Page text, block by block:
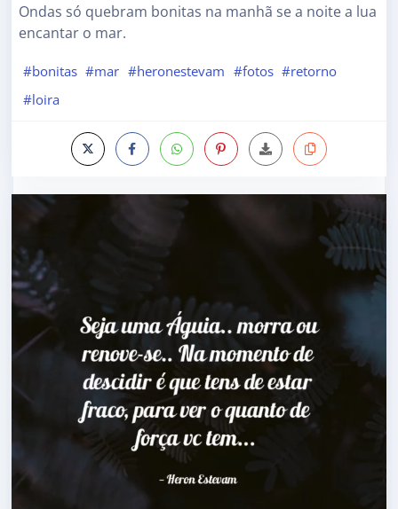
Ondas só quebram bonitas na manhã se a noite a lua
encantar o mar.
#bonitas #mar #heronestevam #fotos #retorno
#loira